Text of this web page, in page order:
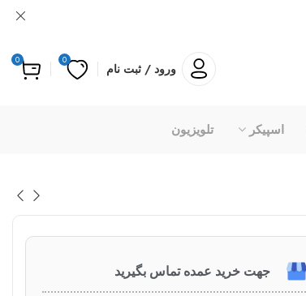
ورود / ثبت نام
0
0
اسپیکر تلویزیون
جهت خرید عمده تماس بگیرید